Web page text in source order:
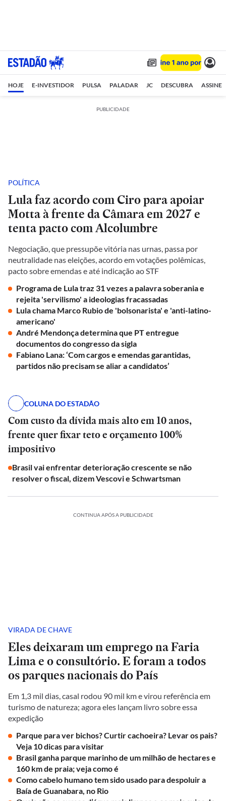
HOJE E-INVESTIDOR PULSA PALADAR JC DESCUBRA ASSINE
PUBLICIDADE
POLÍTICA
Lula faz acordo com Ciro para apoiar
Motta à frente da Câmara em 2027 e
tenta pacto com Alcolumbre
Negociação, que pressupõe vitória nas urnas, passa por
neutralidade nas eleições, acordo em votações polêmicas,
pacto sobre emendas e até indicação ao STF
Programa de Lula traz 31 vezes a palavra soberania e
rejeita 'servilismo' a ideologias fracassadas
Lula chama Marco Rubio de 'bolsonarista' e 'anti-latino-
americano'
André Mendonça determina que PT entregue
documentos do congresso da sigla
Fabiano Lana: ‘Com cargos e emendas garantidas,
partidos não precisam se aliar a candidatos’
COLUNA DO ESTADÃO
Com custo da dívida mais alto em 10 anos,
frente quer fixar teto e orçamento 100%
impositivo
Brasil vai enfrentar deterioração crescente se não
resolver o fiscal, dizem Vescovi e Schwartsman
CONTINUA APÓS A PUBLICIDADE
VIRADA DE CHAVE
Eles deixaram um emprego na Faria
Lima e o consultório. E foram a todos
os parques nacionais do País
Em 1,3 mil dias, casal rodou 90 mil km e virou referência em
turismo de natureza; agora eles lançam livro sobre essa
expedição
Parque para ver bichos? Curtir cachoeira? Levar os pais?
Veja 10 dicas para visitar
Brasil ganha parque marinho de um milhão de hectares e
160 km de praia; veja como é
Como cabelo humano tem sido usado para despoluir a
Baía de Guanabara, no Rio